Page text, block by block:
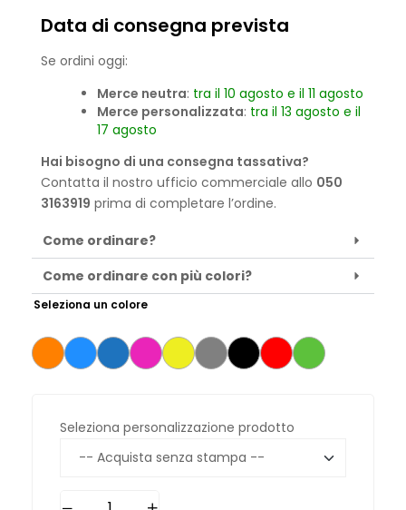
Data di consegna prevista
Se ordini oggi:
Merce neutra: tra il 10 agosto e il 11 agosto
Merce personalizzata: tra il 13 agosto e il
17 agosto
Hai bisogno di una consegna tassativa?
Contatta il nostro ufficio commerciale allo 050
3163919 prima di completare l’ordine.
Come ordinare?
Come ordinare con più colori?
Seleziona un colore
Seleziona personalizzazione prodotto